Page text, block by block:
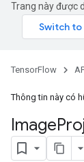
Trang này được
TensorFlow
Thông tin này có
Image